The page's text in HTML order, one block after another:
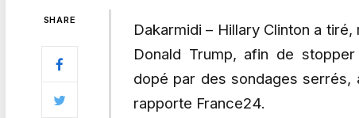
SHARE
Dakarmidi – Hillary Clinton a
Donald Trump, afin de
dopé par des sondages serrés,
rapporte France24.